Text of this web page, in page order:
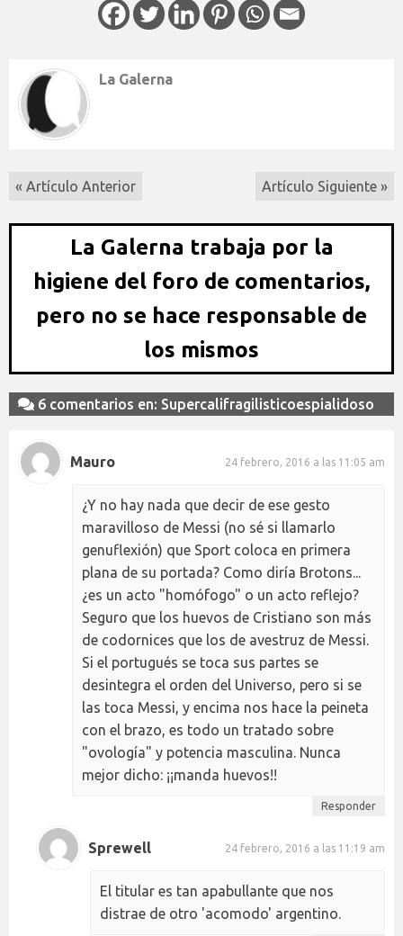
La Galerna
« Artículo Anterior Artículo Siguiente »
La Galerna trabaja por la
higiene del foro de comentarios,
pero no se hace responsable de
los mismos
6 comentarios en: Supercalifragilisticoespialidoso
Mauro 24 febrero, 2016 a las 11:05 am
¿Y no hay nada que decir de ese gesto
maravilloso de Messi (no sé si llamarlo
genuflexión) que Sport coloca en primera
plana de su portada? Como diría Brotons...
¿es un acto "homófogo" o un acto reflejo?
Seguro que los huevos de Cristiano son más
de codornices que los de avestruz de Messi.
Si el portugués se toca sus partes se
desintegra el orden del Universo, pero si se
las toca Messi, y encima nos hace la peineta
con el brazo, es todo un tratado sobre
"ovología" y potencia masculina. Nunca
mejor dicho: ¡¡manda huevos!!
Responder
Sprewell 24 febrero, 2016 a las 11:19 am
El titular es tan apabullante que nos
distrae de otro 'acomodo' argentino.